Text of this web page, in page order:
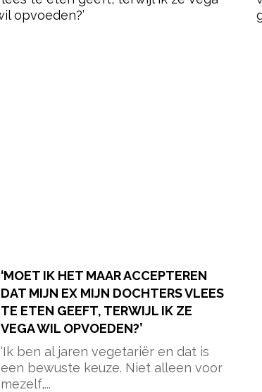
‘MOET IK HET MAAR ACCEPTEREN
DAT MIJN EX MIJN DOCHTERS VLEES
TE ETEN GEEFT, TERWIJL IK ZE
VEGA WIL OPVOEDEN?’
‘Ik ben al jaren vegetariër en dat is
een bewuste keuze. Niet alleen voor
mezelf,...